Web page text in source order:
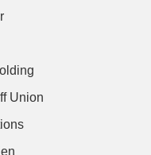
Union